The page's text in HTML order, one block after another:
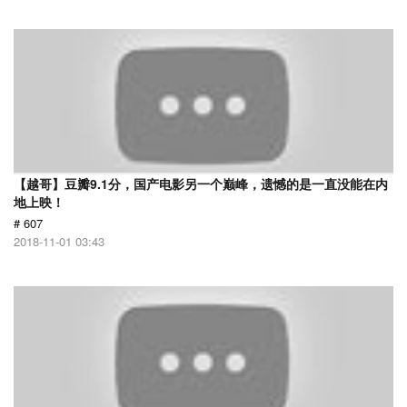
【越哥】豆瓣9.1分，国产电影另一个巅峰，遗憾的是一直没能在内
地上映！
# 607
2018-11-01 03:43